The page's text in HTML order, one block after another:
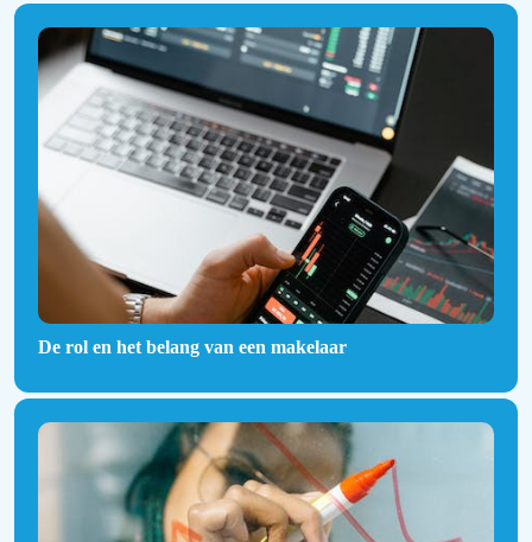
De rol en het belang van een makelaar